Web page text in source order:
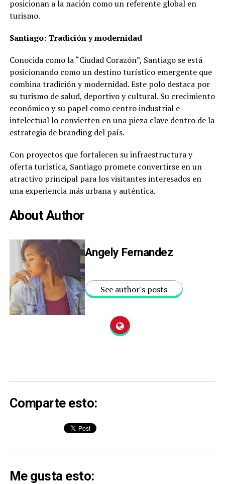
posicionan a la nación como un referente global en
turismo.
Santiago: Tradición y modernidad
Conocida como la “Ciudad Corazón”, Santiago se está
posicionando como un destino turístico emergente que
combina tradición y modernidad. Este polo destaca por
su turismo de salud, deportivo y cultural. Su crecimiento
económico y su papel como centro industrial e
intelectual lo convierten en una pieza clave dentro de la
estrategia de branding del país.
Con proyectos que fortalecen su infraestructura y
oferta turística, Santiago promete convertirse en un
atractivo principal para los visitantes interesados en
una experiencia más urbana y auténtica.
About Author
Angely Fernandez
See author's posts
Comparte esto:
Me gusta esto: